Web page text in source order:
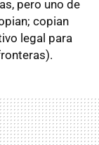
pero uno de
copian
legal para